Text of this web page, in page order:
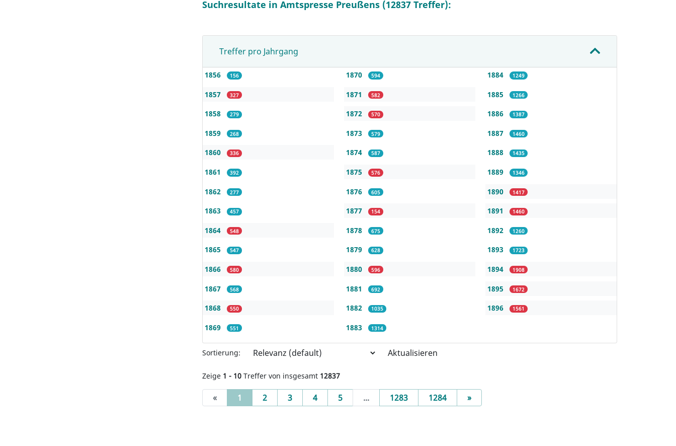
Suchresultate in Amtspresse Preußens (12837 Treffer):
Treffer pro Jahrgang
1856 156
1857 327
1858 279
1859 268
1860 336
1861 392
1862 277
1863 457
1864 548
1865 547
1866 580
1867 568
1868 550
1869 551
1870 594
1871 582
1872 570
1873 579
1874 587
1875 576
1876 605
1877 154
1878 675
1879 628
1880 596
1881 692
1882 1035
1883 1314
1884 1249
1885 1266
1886 1387
1887 1460
1888 1435
1889 1346
1890 1417
1891 1460
1892 1260
1893 1723
1894 1908
1895 1672
1896 1561
Sortierung: Aktualisieren
Zeige 1 - 10 Treffer von insgesamt 12837
« 1 (current)
2 3 4 5 ... 1283 1284 »Next